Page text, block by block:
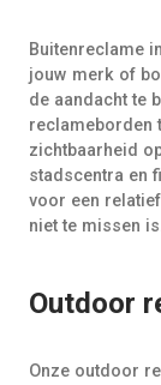
Buitenreclame
jouw merk of
de aandacht te
reclameborden
zichtbaarheid
stadscentra en
voor een
niet te missen is.
Outdoor
Onze outdoor